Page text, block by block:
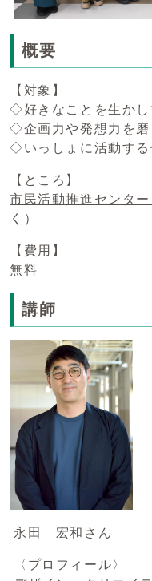
概要
【対象】
◇好きなことを生かし
◇企画力や発想力を磨
◇いっしょに活動する
【ところ】
市民活動推進センター
く）
【費用】
無料
講師
永田 宏和さん
〈プロフィール〉